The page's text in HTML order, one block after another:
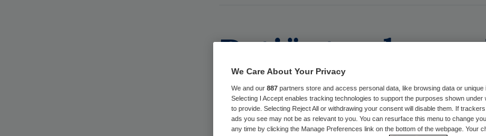
Patiënt vaker
bij calamiteiten
We Care About Your Privacy
We and our 887 partners store and access personal data, like browsing data or unique
Selecting I Accept enables tracking technologies to support the purposes shown
to provide. Selecting Reject All or withdrawing your consent will disable them. If
ads you see may not be as relevant to you. You can resurface this menu to change
any time by clicking the Manage Preferences link on the bottom of the webpage. Your